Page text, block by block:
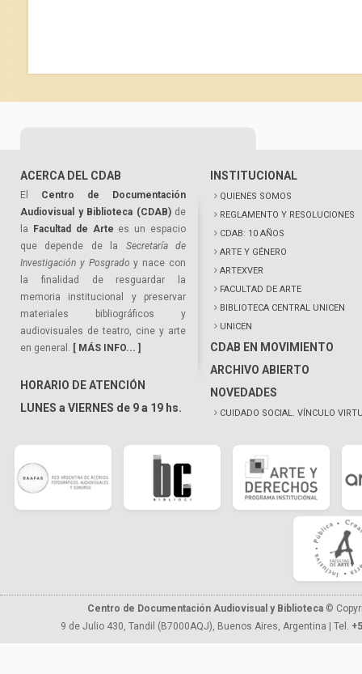
ACERCA DEL CDAB
El Centro de Documentación
Audiovisual y Biblioteca (CDAB)de
la
Facultad de Arte es un espacio
que depende de la Secretaría de
Investigación y Posgrado y nace con
la finalidad de resguardar la
memoria institucional y preservar
materiales bibliográficos y
audiovisuales de teatro, cine y arte
en general. [ MÁS INFO... ]
HORARIO DE ATENCIÓN
LUNES a VIERNES de 9 a 19 hs.
INSTITUCIONAL
QUIENES SOMOS
REGLAMENTO Y RESOLUCIONES
CDAB: 10 AÑOS
ARTE Y GÉNERO
ARTEXVER
FACULTAD DE ARTE
BIBLIOTECA CENTRAL UNICEN
UNICEN
CDAB EN MOVIMIENTO
ARCHIVO ABIERTO
NOVEDADES
CUIDADO SOCIAL. VÍNCULO
Centro de Documentación Audiovisual y Biblioteca ©
9 de Julio 430, Tandil (B7000AQJ), Buenos Aires, Argentina | Tel.